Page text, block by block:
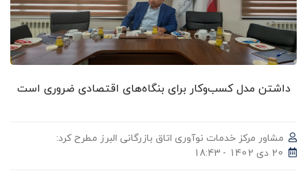
داشتن مدل کسب‌و‌کار برای بنگاه‌های اقتصادی ضروری است
مشاور مرکز خدمات نوآوری اتاق بازرگانی البرز مطرح کرد:
20 دی 1402 - 18:43